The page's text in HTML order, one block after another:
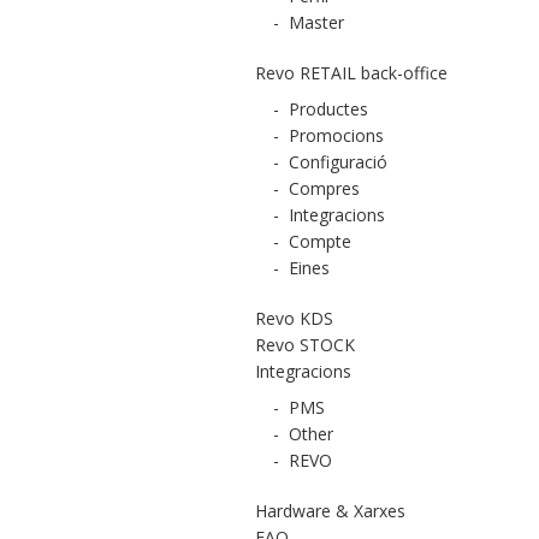
- Master
Revo RETAIL back-office
- Productes
- Promocions
- Configuració
- Compres
- Integracions
- Compte
- Eines
Revo KDS
Revo STOCK
Integracions
- PMS
- Other
- REVO
Hardware & Xarxes